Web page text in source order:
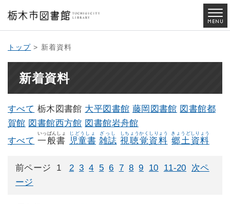
トップ > 新着資料
新着資料
すべて 栃木図書館 大平図書館 藤岡図書館 図書館都
賀館 図書館西方館 図書館岩舟館
すべて 一般書
いっぱんしょ
児童書
じどうしょ
雑誌
ざっし
視聴覚資料
しちょうかくしりょう
郷土資料
きょうどしりょう
前ページ 1 2 3 4 5 6 7 8 9 10 11-20
次ペ
ージ